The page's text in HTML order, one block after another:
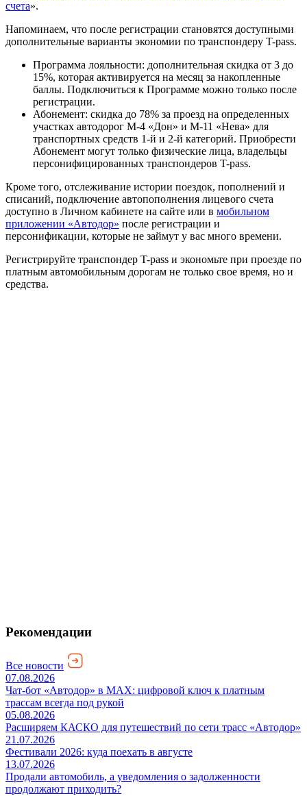
счета».
Напоминаем, что после регистрации становятся доступными
дополнительные варианты экономии по транспондеру T-pass.
Программа лояльности: дополнительная скидка от 3 до
15%, которая активируется на месяц за накопленные
баллы. Подключиться к Программе можно только после
регистрации.
Абонемент: скидка до 78% за проезд на определенных
участках автодорог М-4 «Дон» и М-11 «Нева» для
транспортных средств 1-й и 2-й категорий. Приобрести
Абонемент могут только физические лица, владельцы
персонифицированных транспондеров T-pass.
Кроме того, отслеживание истории поездок, пополнений и
списаний, подключение автопополнения лицевого счета
доступно в Личном кабинете на сайте или в мобильном
приложении «Автодор» после регистрации и
персонификации, которые не займут у вас много времени.
Регистрируйте транспондер T-pass и экономьте при проезде по
платным автомобильным дорогам не только свое время, но и
средства.
Рекомендации
Все новости
07.08.2026
Чат-бот «Автодор» в MAX: цифровой ключ к платным
трассам всегда под рукой
05.08.2026
Расширяем КАСКО для путешествий по сети трасс «Автодор»
21.07.2026
Фестивали 2026: куда поехать в августе
13.07.2026
Продали автомобиль, а уведомления о задолженности
продолжают приходить?